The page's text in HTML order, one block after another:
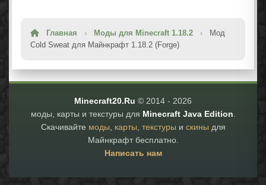
Главная › Моды для Minecraft 1.18.2 ›
Мод
Cold Sweat для Майнкрафт 1.18.2 (Forge)
Minecraft20.Ru © 2014 - 2026
моды, карты и текстуры для Minecraft Java Edition
Скачивайте моды карты текстуры и скины для
Майнкрафт бесплатно.
Написать нам